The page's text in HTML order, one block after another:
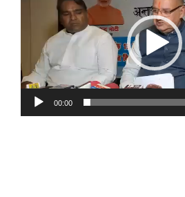
00:00